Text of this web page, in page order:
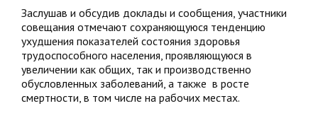
Заслушав и обсудив доклады и сообщения, участники
совещания отмечают сохраняющуюся тенденцию
ухудшения показателей состояния здоровья
трудоспособного населения, проявляющуюся в
увеличении как общих, так и производственно
обусловленных заболеваний, а также в росте
смертности, в том числе на рабочих местах.